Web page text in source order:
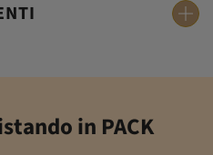
in PACK